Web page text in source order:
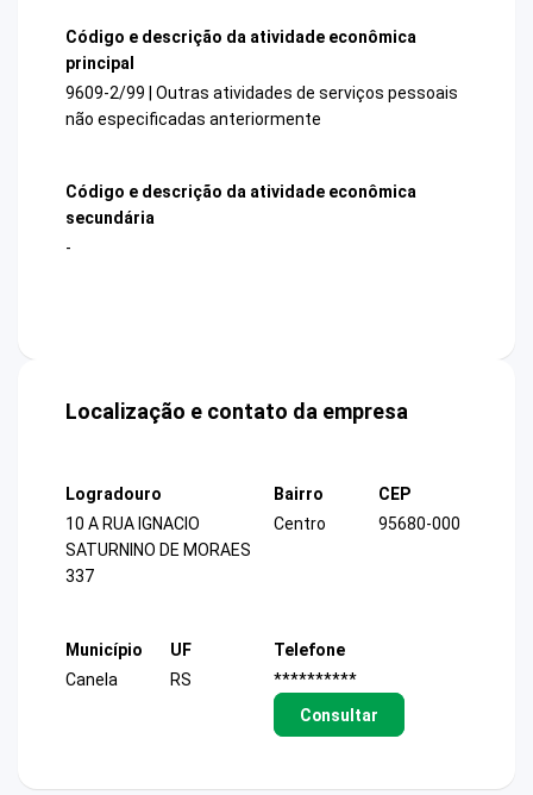
Código e descrição da atividade econômica
principal
9609-2/99 | Outras atividades de serviços pessoais
não especificadas anteriormente
Código e descrição da atividade econômica
secundária
-
Localização e contato da empresa
Logradouro
10 A RUA IGNACIO
SATURNINO DE MORAES
337
Bairro
Centro
CEP
95680-000
Município
Canela
UF
RS
Telefone
**********
Consultar